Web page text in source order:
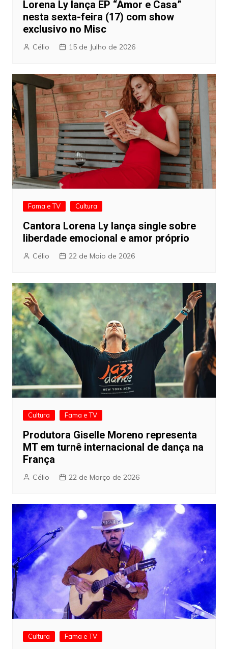
Lorena Ly lança EP “Amor e Casa”
nesta sexta-feira (17) com show
exclusivo no Misc
Célio 15 de Julho de 2026
Fama e TV Cultura
Cantora Lorena Ly lança single sobre
liberdade emocional e amor próprio
Célio 22 de Maio de 2026
Cultura Fama e TV
Produtora Giselle Moreno representa
MT em turnê internacional de dança na
França
Célio 22 de Março de 2026
Cultura Fama e TV